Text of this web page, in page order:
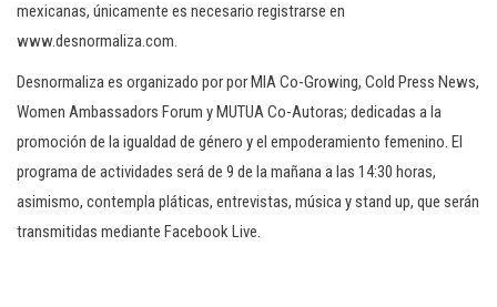
mexicanas, únicamente es necesario registrarse en
www.desnormaliza.com.
Desnormaliza es organizado por por MIA Co-Growing, Cold Press News,
Women Ambassadors Forum y MUTUA Co-Autoras; dedicadas a la
promoción de la igualdad de género y el empoderamiento femenino. El
programa de actividades será de 9 de la mañana a las 14:30 horas,
asimismo, contempla pláticas, entrevistas, música y stand up, que serán
transmitidas mediante Facebook Live.